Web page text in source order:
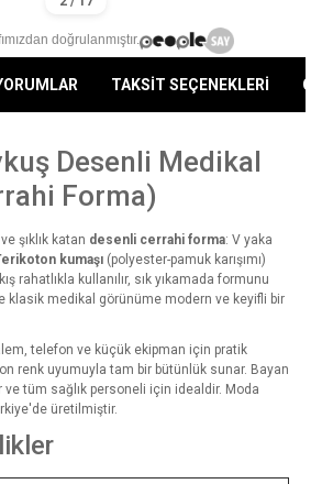
doğrulanmıştır.
TAKSİT SEÇENEKLERİ
Desenli Medikal
Forma)
şıklık katan desenli cerrahi forma: V yaka
kumaşı (polyester-pamuk karışımı)
rahatlıkla kullanılır, sık yıkamada formunu
klasik medikal görünüme modern ve keyifli bir
telefon ve küçük ekipman için pratik
renk uyumuyla tam bir bütünlük sunar. Bayan
ve tüm sağlık personeli için idealdir. Moda
üretilmiştir.